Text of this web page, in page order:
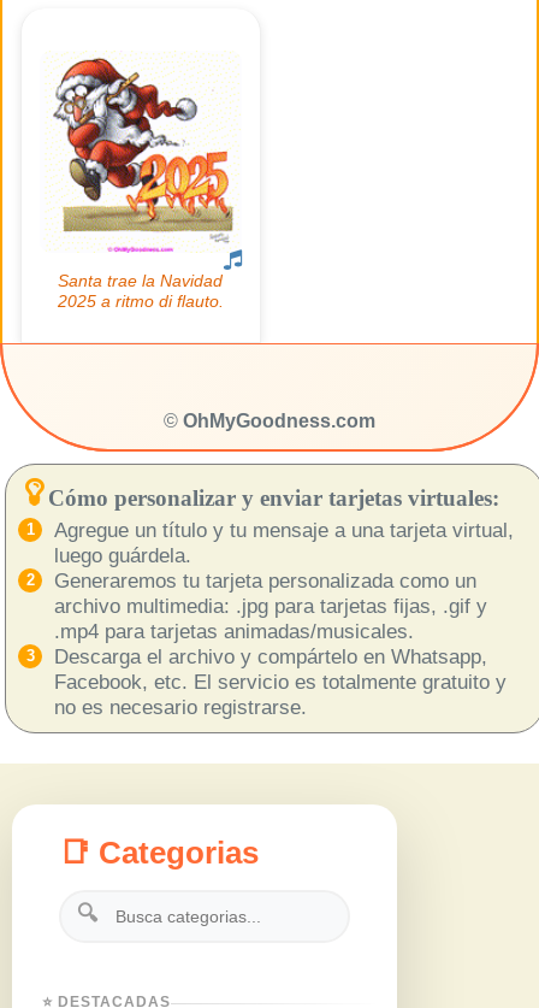
© OhMyGoodness.com
Cómo personalizar y enviar tarjetas virtuales:
Agregue un título y tu mensaje a una tarjeta virtual,
luego guárdela.
Generaremos tu tarjeta personalizada como un
archivo multimedia: .jpg para tarjetas fijas, .gif y
.mp4 para tarjetas animadas/musicales.
Descarga el archivo y compártelo en Whatsapp,
Facebook, etc. El servicio es totalmente gratuito y
no es necesario registrarse.
📑 Categorias
🔍
⭐ DESTACADAS